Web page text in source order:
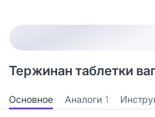
Тержинан таблетки
Основное Аналоги 1